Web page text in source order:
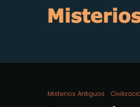
Misterios Antiguos